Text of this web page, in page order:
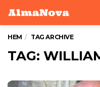
HEM TAG ARCHIVE
TAG: